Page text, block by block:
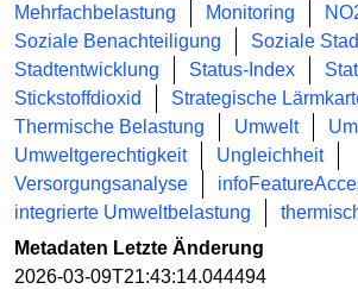
Mehrfachbelastung
Monitoring
Soziale Benachteiligung
Soziale
Stadtentwicklung
Status-Index
Stickstoffdioxid
Strategische
Thermische Belastung
Umwelt
Umweltgerechtigkeit
Ungleichheit
Versorgungsanalyse
integrierte Umweltbelastung
Metadaten Letzte Änderung
2026-03-09T21:43:14.044494